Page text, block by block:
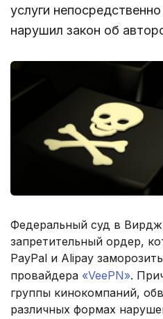
услуги
нарушил закон об
Федеральный суд в
запретительный ордер,
PayPal и Alipay
провайдера «VeePN».
группы кинокомпаний,
различных формах